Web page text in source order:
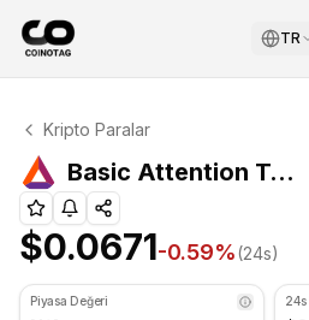
TR
Basic Attention Token Teknik
Basic Attention Token şu
Kripto Paralar
Basic Attention Token (BAT) Pivot Noktaları
$0.0671-0.59%(24s)
Piyasa Değeri 24s